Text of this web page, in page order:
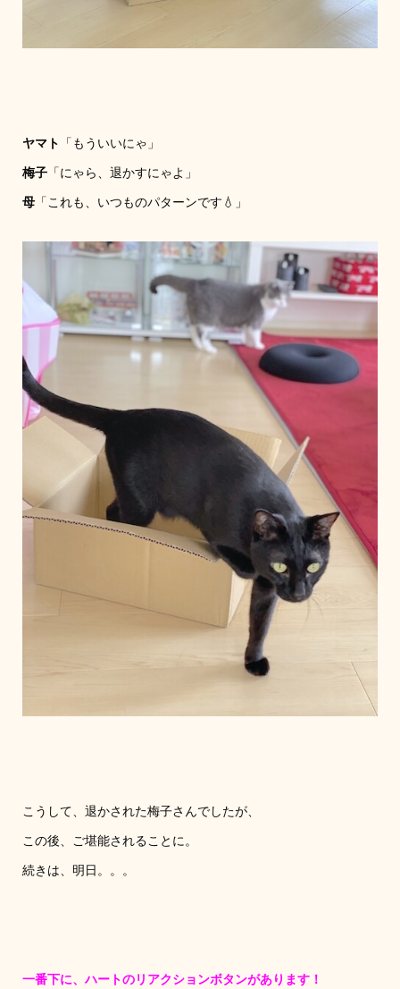
ヤマト 「もういいにゃ」
梅子「にゃら、退かすにゃよ」
母「これも、いつものパターンです💧」
こうして、退かされた梅子さんでしたが、
この後、ご堪能されることに。
続きは、明日。。。
一番下に、ハートのリアクションボタンがあります！